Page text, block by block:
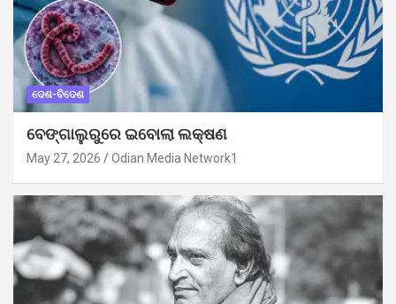
ଦେଶ-ବିଦେଶ
ବେଙ୍ଗାଲୁରୁରେ ଇବୋଲା ଲକ୍ଷଣ
May 27, 2026 Odian Media Network1